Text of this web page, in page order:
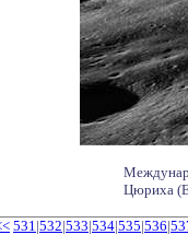
Цюриха
531|532|533|534|535|536|